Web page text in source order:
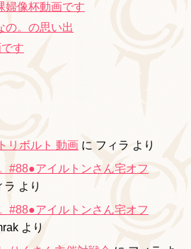
婦像杯動画です
の。の思い出
す
リボルト 動画 に フィラ より
#88●アイルトンさん宅オフ
ラ より
#88●アイルトンさん宅オフ
より